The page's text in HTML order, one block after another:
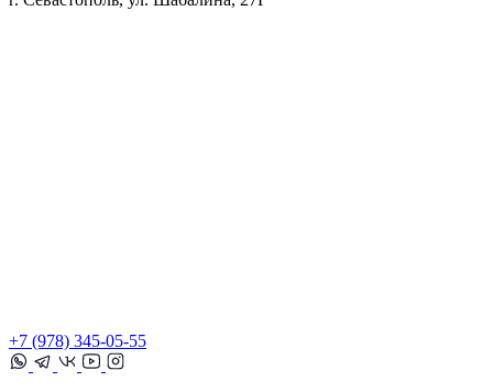
+7 (978) 345-05-55